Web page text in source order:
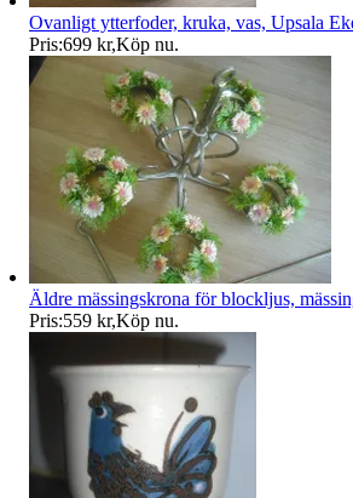
Ovanligt ytterfoder, kruka, vas, Upsala
Pris:699 kr,Köp nu.
Äldre mässingskrona för blockljus,
Pris:559 kr,Köp nu.